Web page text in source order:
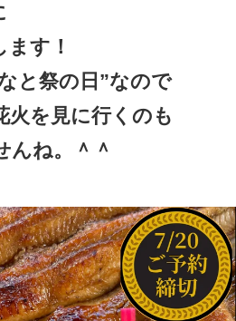
す！
と祭の日”なので
火を見に行くのも
んね。＾＾